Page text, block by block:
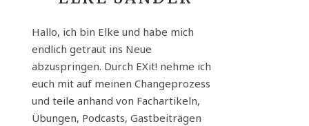
Hallo, ich bin Elke und habe mich
endlich getraut ins Neue
abzuspringen. Durch EXit! nehme ich
euch mit auf meinen Changeprozess
und teile anhand von Fachartikeln,
Übungen, Podcasts, Gastbeiträgen